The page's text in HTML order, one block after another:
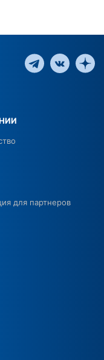
для партнеров